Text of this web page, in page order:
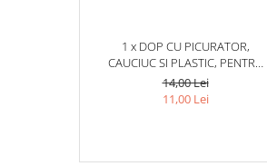
1 x DOP CU PICURATOR,
CAUCIUC SI PLASTIC, PENTRU
STICLE, CU CAPAC, 8.5 X 3 CM,
UNIVERSAL, AURIU/NEGRU
14,00 Lei
11,00 Lei